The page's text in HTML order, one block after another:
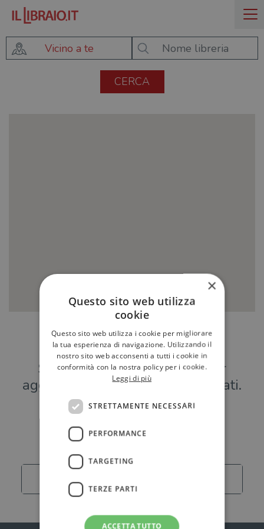
Vicino a te
Hai una libreria?
Scrivici a
per
aggiungere o modificare i tuoi dati.
Librerie
×
Questo sito web utilizza
cookie
Questo sito web utilizza i cookie per migliorare
la tua esperienza di navigazione. Utilizzando il
nostro sito web acconsenti a tutti i cookie in
conformità con la nostra policy per i cookie.
Leggi di più
STRETTAMENTE NECESSARI
PERFORMANCE
TARGETING
TERZE PARTI
ACCETTA TUTTO